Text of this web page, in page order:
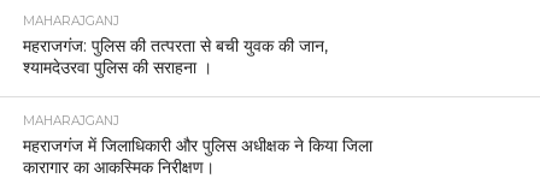
MAHARAJGANJ
महराजगंज: पुलिस की तत्परता से बची युवक की जान,
श्यामदेउरवा पुलिस की सराहना ।
MAHARAJGANJ
महराजगंज में जिलाधिकारी और पुलिस अधीक्षक ने किया जिला
कारागार का आकस्मिक निरीक्षण।